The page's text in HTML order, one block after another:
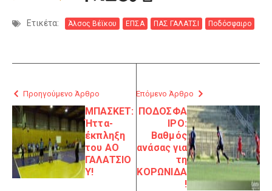
Ετικέτα: Άλσος Βέϊκου ΕΠΣΑ ΠΑΣ ΓΑΛΑΤΣΙ Ποδόσφαιρο
Προηγούμενο Άρθρο
ΜΠΑΣΚΕΤ:
Ήττα-
έκπληξη
του ΑΟ
ΓΑΛΑΤΣΙΟ
Υ!
Επόμενο Άρθρο
ΠΟΔΟΣΦΑ
ΙΡΟ:
Βαθμός
ανάσας για
τη
ΚΟΡΩΝΙΔΑ
!